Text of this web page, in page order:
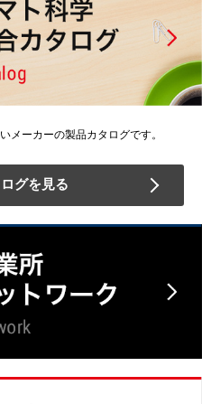
メーカーの製品カタログです。
グを見る